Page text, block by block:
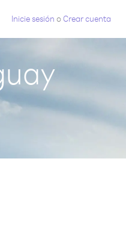
Inicie sesión oCrear cuenta